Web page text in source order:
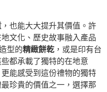
，也能大大提升其價值。許
文化、歷史故事融入產品
型的精緻餅乾 ，或是印有台
些都承載了獨特的在地意
能感受到這份禮物的獨特
珍貴的價值之一，選擇那